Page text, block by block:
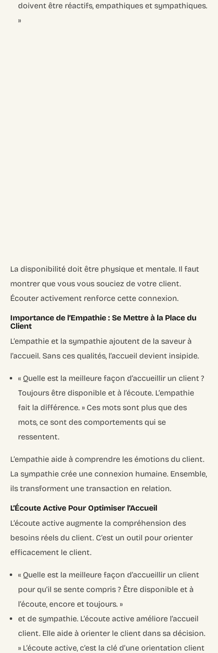
doivent être réactifs, empathiques et sympathiques.
»
La disponibilité doit être physique et mentale. Il faut
montrer que vous vous souciez de votre client.
Écouter activement renforce cette connexion.
Importance de l’Empathie : Se Mettre à la Place du
Client
L’empathie et la sympathie ajoutent de la saveur à
l’accueil. Sans ces qualités, l’accueil devient insipide.
« Quelle est la meilleure façon d’accueillir un client ?
Toujours être disponible et à l’écoute. L’empathie
fait la différence. » Ces mots sont plus que des
mots, ce sont des comportements qui se
ressentent.
L’empathie aide à comprendre les émotions du client.
La sympathie crée une connexion humaine. Ensemble,
ils transforment une transaction en relation.
L’Écoute Active Pour Optimiser l’Accueil
L’écoute active augmente la compréhension des
besoins réels du client. C’est un outil pour orienter
efficacement le client.
« Quelle est la meilleure façon d’accueillir un client
pour qu’il se sente compris ? Être disponible et à
l’écoute, encore et toujours. »
et de sympathie. L’écoute active améliore l’accueil
client. Elle aide à orienter le client dans sa décision.
» L’écoute active, c’est la clé d’une orientation client